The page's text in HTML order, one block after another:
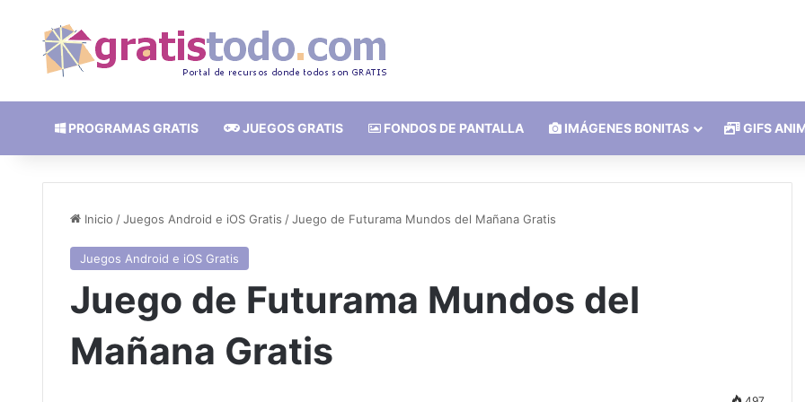
PROGRAMAS GRATIS JUEGOS GRATIS FONDOS DE PANTALLA IMÁGENES BONITAS GIFS
Inicio /Juegos Android e iOS Gratis /Juego de Futurama Mundos del Mañana Gratis
Juegos Android e iOS Gratis
Juego de Futurama Mundos del
Mañana Gratis